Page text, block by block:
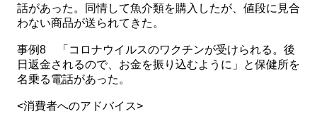
話があった。同情して魚介類を購入したが、値段に見合
わない商品が送られてきた。
事例8 「コロナウイルスのワクチンが受けられる。後
日返金されるので、お金を振り込むように」と保健所を
名乗る電話があった。
<消費者へのアドバイス>